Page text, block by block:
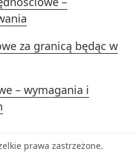
za granicą będąc w
– wymagania i
prawa zastrzeżone.